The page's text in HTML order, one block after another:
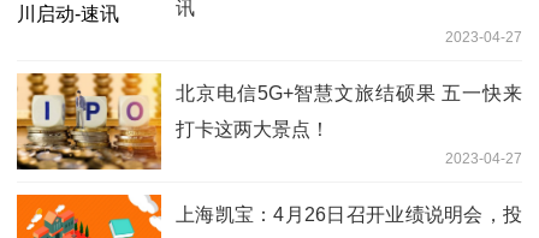
讯
2023-04-27
北京电信5G+智慧文旅结硕果 五一快来
打卡这两大景点！
2023-04-27
上海凯宝：4月26日召开业绩说明会，投